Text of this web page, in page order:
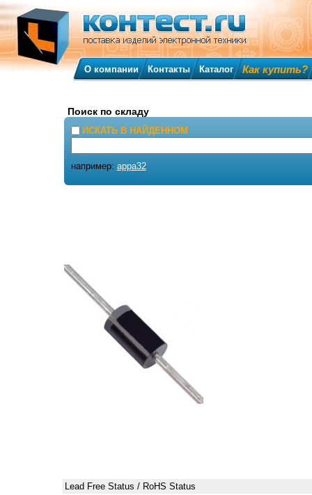
Lead Free Status / RoHS Status
О компании Контакты Каталог Как купить?
Поиск по складу
ИСКАТЬ В НАЙДЕННОМ
например: appa32